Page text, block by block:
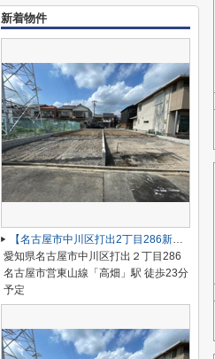
新着物件
【名古屋市中川区打出2丁目286新築戸建A号棟】仲介手数料無料！荒子小学校・一柳中学校
愛知県名古屋市中川区打出２丁目286
名古屋市営東山線「高畑」駅 徒歩23分
予定